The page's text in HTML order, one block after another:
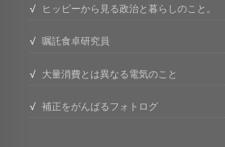
ヒッピーから見る政治と暮らしのこと。
嘱託食卓研究員
大量消費とは異なる電気のこと
補正をがんばるフォトログ